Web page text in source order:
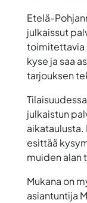
Etelä-
julkaissut
toimitettavia
kyse ja saa
tarjouksen
julkaistun
aikataulusta.
esittää
muiden alan
Mukana on
asiantuntija